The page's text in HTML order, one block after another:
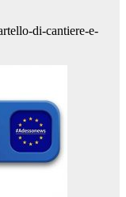
di-cantiere-e-